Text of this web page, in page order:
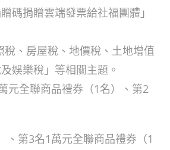
碼捐贈雲端發票給社福團體」
稅、房屋稅、地價稅、土地增值
娛樂稅」等相關主題。
元全聯商品禮券（1名）、第2
、第3名1萬元全聯商品禮券（1